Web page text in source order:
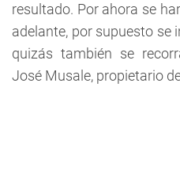
resultado. Por ahora se
adelante, por supuesto
quizás también se
José Musale, propietario